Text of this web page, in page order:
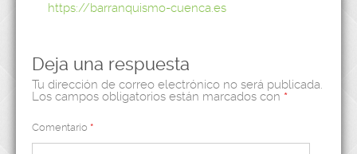
https://barranquismo-cuenca.es
Deja una respuesta
Tu dirección de correo electrónico no será publicada.
Los campos obligatorios están marcados con *
Comentario *